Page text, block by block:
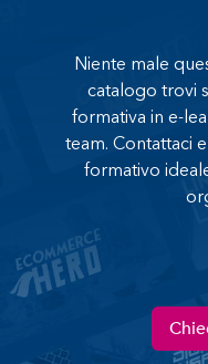
Niente male
catalogo trovi
formativa in e-
team. Contattaci
formativo